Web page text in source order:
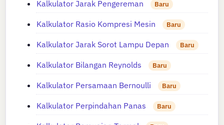
Kalkulator Jarak Pengereman Baru
Kalkulator Rasio Kompresi Mesin Baru
Kalkulator Jarak Sorot Lampu Depan Baru
Kalkulator Bilangan Reynolds Baru
Kalkulator Persamaan Bernoulli Baru
Kalkulator Perpindahan Panas Baru